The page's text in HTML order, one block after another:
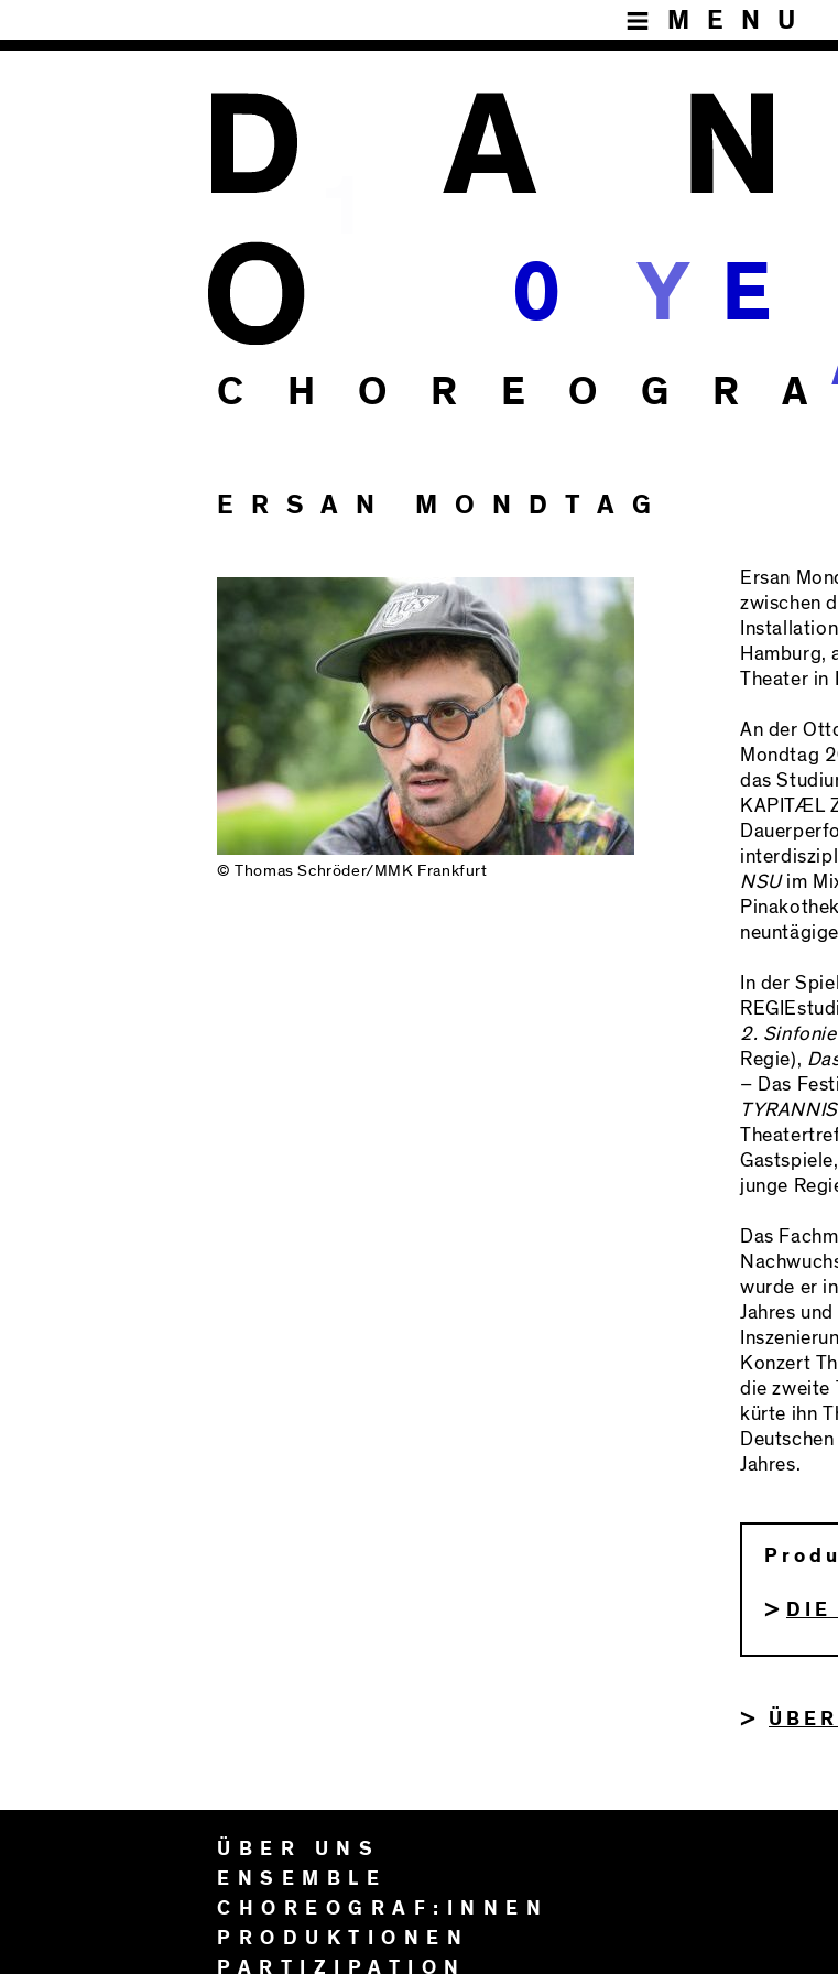
MENU
0
Y E
C H O R E O G R
ERSAN MONDTAG
© Thomas Schröder/MMK Frankfurt
Ersan
zwischen
Hamburg,
Theater in
An der
Mondtag
das
KAPITÆL
NSUim
In der
2. Sinfonie
Regie),
– Das
TYRANNIS
junge
Das
wurde er
Jahres
Konzert
die zweite
kürte ihn
Jahres.
DIE
>
ÜBER UNS
ENSEMBLE
CHOREOGRAF:INNEN
PRODUKTIONEN
PARTIZIPATION